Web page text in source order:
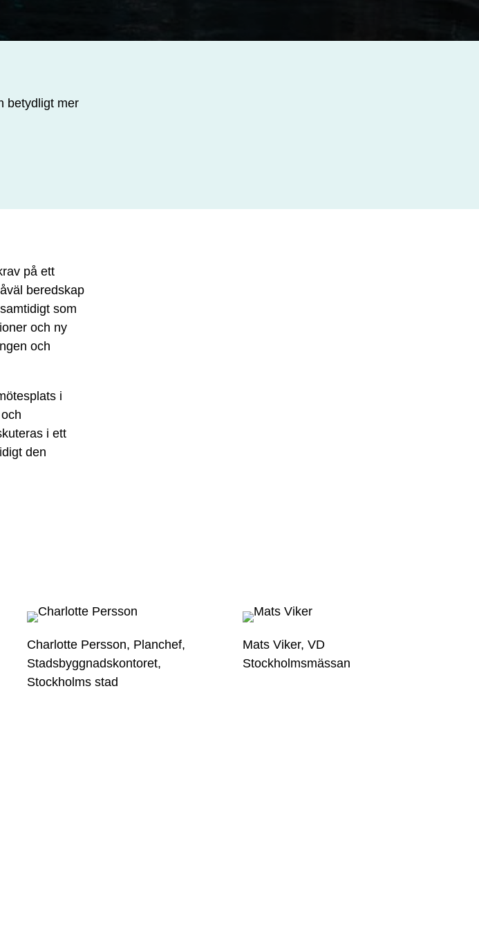
betydligt mer
på ett
beredskap
som
och ny
och
i
i ett
den
Charlotte Persson, Planchef,
Stadsbyggnadskontoret,
Stockholms stad
Mats Viker, VD
Stockholmsmässan